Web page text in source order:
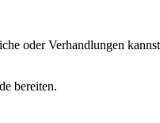
oder Verhandlungen kannst
bereiten.